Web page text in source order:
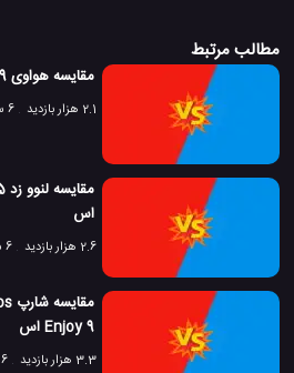
مطالب مرتبط
مقایسه هواوی Enjoy 9 اس و اوپو اف 11
2.1 هزار بازدید 6 سال پیش
اس
2.6 هزار بازدید 6 سال پیش
Enjoy 9 اس
3.3 هزار بازدید 6 سال پیش